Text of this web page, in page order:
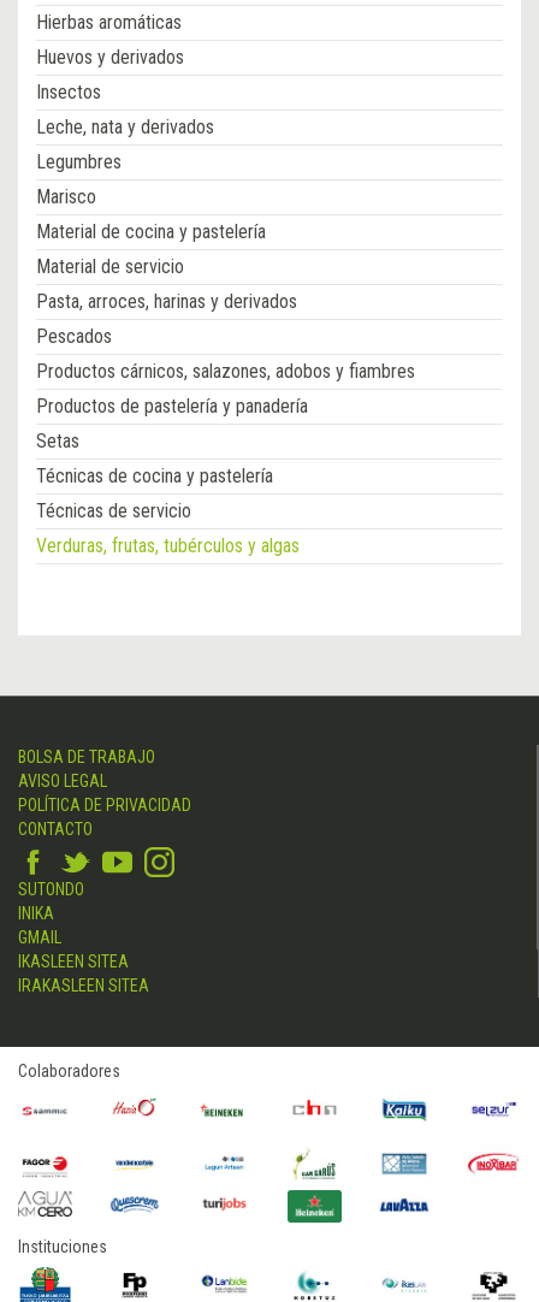
Hierbas aromáticas
Huevos y derivados
Insectos
Leche, nata y derivados
Legumbres
Marisco
Material de cocina y pastelería
Material de servicio
Pasta, arroces, harinas y derivados
Pescados
Productos cárnicos, salazones, adobos y fiambres
Productos de pastelería y panadería
Setas
Técnicas de cocina y pastelería
Técnicas de servicio
Verduras, frutas, tubérculos y algas
BOLSA DE TRABAJO
AVISO LEGAL
POLÍTICA DE PRIVACIDAD
CONTACTO
SUTONDO
INIKA
GMAIL
IKASLEEN SITEA
IRAKASLEEN SITEA
Colaboradores
Instituciones